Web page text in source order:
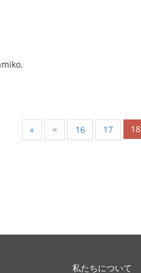
« < 16 17 18
私たちについて